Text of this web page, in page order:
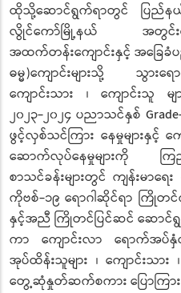
ထိုသို့ဆောင်ရွက်ရာတွင် ပြည်နယ်ဝ
လွိုင်ကော်မြို့နယ် အတွင်း
အထက်တန်းကျောင်းနှင့် အခြေ
ဓမ္မ)ကျောင်းများသို့ သွာ
ကျောင်းသား ၊ ကျောင်းသူ မျ
၂၀၂၃-၂၀၂၄ ပညာသင်နှစ်
ဖွင့်လှစ်သင်ကြား နေမှုများနှင့်
ဆောက်လုပ်နေမှုများကို ကြ
စာသင်ခန်းများတွင် ကျန်းမာရ
ကိုဗစ်-၁၉ ရောဂါဆိုင်ရာ ကြိုတင်
နှင့်အညီ ကြိုတင်ပြင်ဆင် ဆောင်ရွ
ကာ ကျောင်းလာ ရောက်အပ်
အုပ်ထိန်းသူများ ၊ ကျောင်းသား ၊
တွေ့ဆုံနှုတ်ဆက်စကား ပြောကြာ